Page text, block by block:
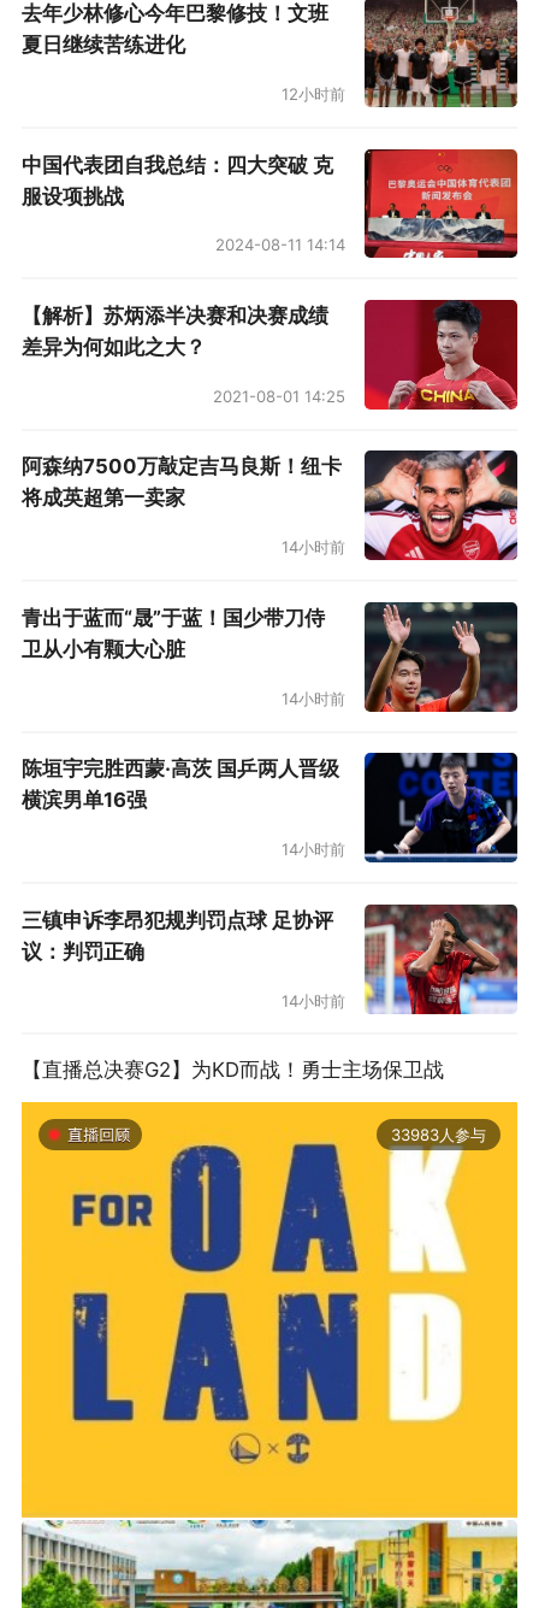
去年少林修心今年巴黎修技！文班
夏日继续苦练进化
12小时前
中国代表团自我总结：四大突破 克
服设项挑战
2024-08-11 14:14
【解析】苏炳添半决赛和决赛成绩
差异为何如此之大？
2021-08-01 14:25
阿森纳7500万敲定吉马良斯！纽卡
将成英超第一卖家
14小时前
青出于蓝而“晟”于蓝！国少带刀侍
卫从小有颗大心脏
14小时前
陈垣宇完胜西蒙·高茨 国乒两人晋级
横滨男单16强
14小时前
三镇申诉李昂犯规判罚点球 足协评
议：判罚正确
14小时前
【直播总决赛G2】为KD而战！勇士主场保卫战
33983人参与
2019-06-14 01:03